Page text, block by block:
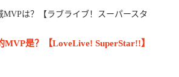
は？【ラブライブ！スーパースタ
是？【LoveLive! SuperStar!!】